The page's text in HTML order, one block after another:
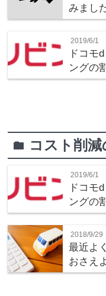
みまし
2019/6/1
ドコモ
ングの
folder コスト削減
2019/6/1
ドコモ
ングの
2018/9/29
最近よ
おさえ